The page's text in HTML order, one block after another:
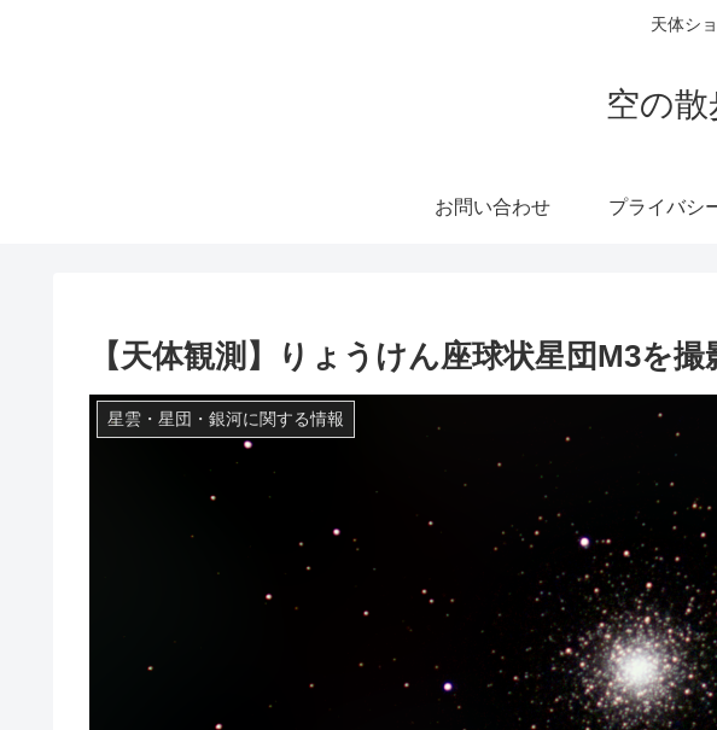
天体シ
空の
お問い合わせ プライバシ
【天体観測】りょうけん座球状星団M3を
星雲・星団・銀河に関する情報